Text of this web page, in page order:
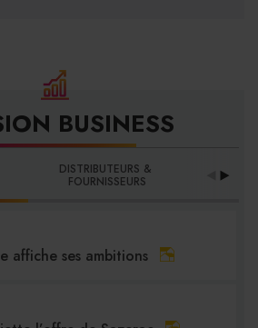
BUSINESS
DISTRIBUTEURS &
FOURNISSEURS
affiche ses ambitions